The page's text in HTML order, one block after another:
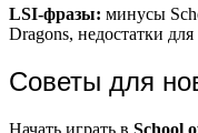
LSI-фразы: минусы
Dragons, недостатки
Советы для
Начать играть в School